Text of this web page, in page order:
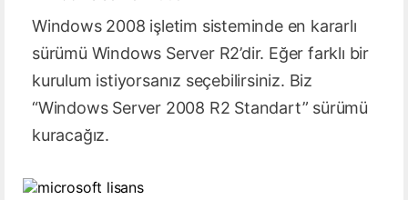
Windows 2008 işletim sisteminde en kararlı
sürümü Windows Server R2’dir. Eğer farklı bir
kurulum istiyorsanız seçebilirsiniz. Biz
“Windows Server 2008 R2 Standart” sürümü
kuracağız.